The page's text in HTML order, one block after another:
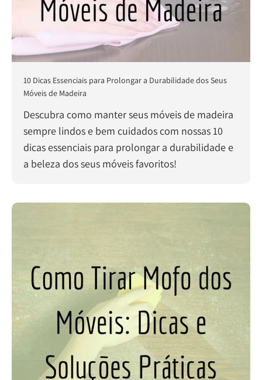
10 Dicas Essenciais para Prolongar a Durabilidade dos Seus
Móveis de Madeira
Descubra como manter seus móveis de madeira
sempre lindos e bem cuidados com nossas 10
dicas essenciais para prolongar a durabilidade e
a beleza dos seus móveis favoritos!